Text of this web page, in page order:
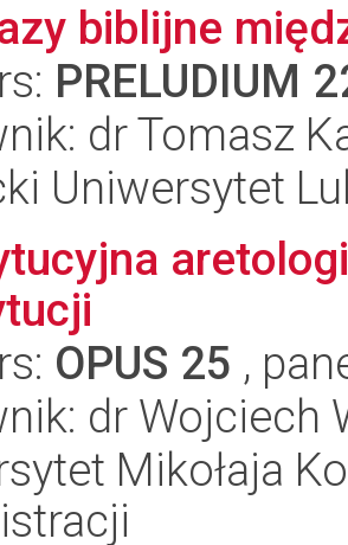
biblijne
PRELUDIUM
dr Tomasz
Uniwersytet
OPUS 25 ,
dr Wojciech
Mikołaja